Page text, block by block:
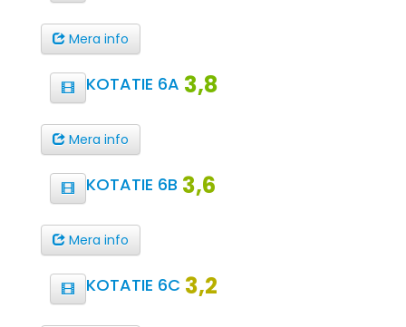
Mera info
KOTATIE 6A 3,8
Mera info
KOTATIE 6B 3,6
Mera info
KOTATIE 6C 3,2